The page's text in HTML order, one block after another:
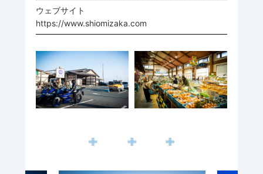
ウェブサイト
https://www.shiomizaka.com